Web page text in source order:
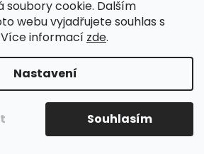
soubory cookie. Dalším
webu vyjadřujete souhlas s
informací zde.
Nastavení
Souhlasím